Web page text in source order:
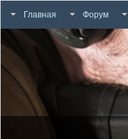
Главная Форум